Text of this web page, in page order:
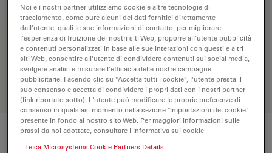
RICHIESTA DI PREVENTIVO
Scopri la soluzione perfetta. Esplora il
nostroObjective Finder, confronta le
alternative e trova l’opzione più
adatta alle tue esigenze.
Specifiche tecniche
Noi e i nostri partner utilizziamo cookie e altre tecnologie di
tracciamento, come pure alcuni dei dati fornitici direttamente
dall'utente, quali le sue informazioni di contatto, per migliorare
l'esperienza di fruizione dei nostri siti Web, proporre all'utente pubblicità
e contenuti personalizzati in base alle sue interazioni con questi e altri
siti Web, consentire all'utente di condividere contenuti sui social media,
svolgere analisi e misurare l'efficacia delle nostre campagne
pubblicitarie. Facendo clic su "Accetta tutti i cookie", l'utente presta il
suo consenso e accetta di condividere i propri dati con i nostri partner
(link riportato sotto). L'utente può modificare le proprie preferenze di
consenso in qualsiasi momento nella sezione "Impostazioni dei cookie"
presente in fondo al nostro sito Web. Per maggiori informazioni sulle
prassi da noi adottate, consultare l'Informativa sui cookie
Leica Microsystems Cookie Partners Details